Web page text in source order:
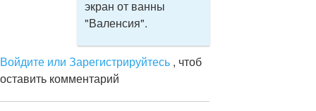
экран от ванны
"Валенсия".
Войдите или Зарегистрируйтесь , чтоб
оставить комментарий